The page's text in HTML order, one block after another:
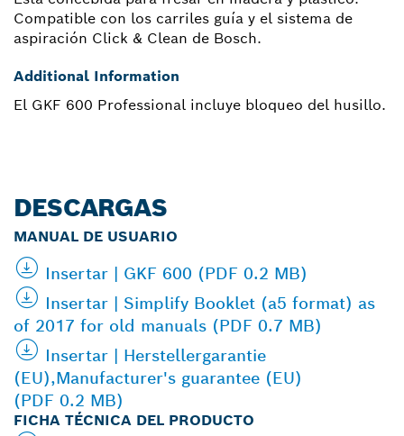
Compatible con los carriles guía y el sistema de
aspiración Click & Clean de Bosch.
Additional Information
El GKF 600 Professional incluye bloqueo del husillo.
DESCARGAS
MANUAL DE USUARIO
Insertar | GKF 600 (PDF 0.2 MB)
Insertar | Simplify Booklet (a5 format) as
of 2017 for old manuals (PDF 0.7 MB)
Insertar | Herstellergarantie
(EU),Manufacturer's guarantee (EU)
(PDF 0.2 MB)
FICHA TÉCNICA DEL PRODUCTO